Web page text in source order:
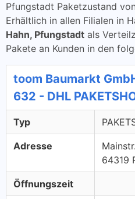
Pfungstadt Paketzustand
Erhältlich in allen Filialen in
Hahn, Pfungstadt als
Pakete an Kunden in den
toom Baumarkt
632 - DHL
Typ
Adresse
64319
Öffnungszeit